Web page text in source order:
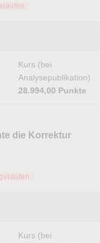
Kurs (bei
Analysepublikation)
28.994,00 Punkte
die Korrektur
Kurs (bei